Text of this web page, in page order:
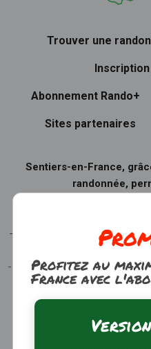
Trouver une
Abonnement Rando+
Sites partenaires
Sentiers-en-France,
randonnée,
- les spécificités des
- les producteurs locaux et
et du
- ceux qui œuvrent à faire
- ceux qui accueillent les
Profitez au
France avec